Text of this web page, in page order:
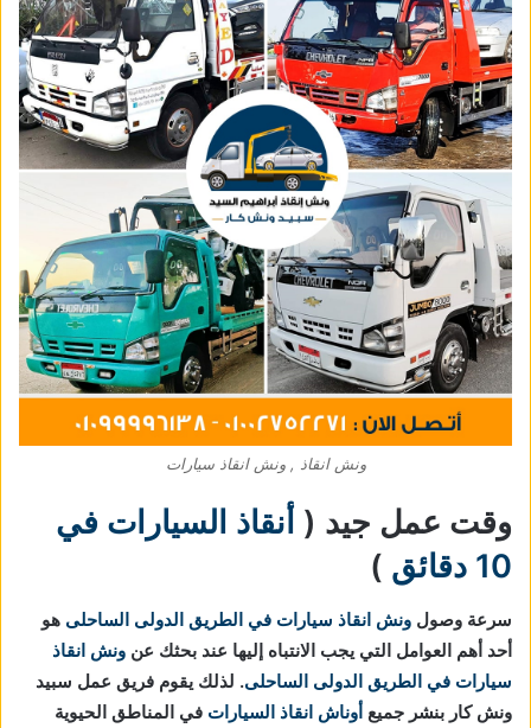
ونش انقاذ , ونش انقاذ سيارات
وقت عمل جيد ( أنقاذ السيارات في
10 دقائق
)
سرعة وصول ونش انقاذ سيارات في الطريق الدولى الساحلى هو
أحد أهم العوامل التي يجب الانتباه إليها عند بحثك عن ونش انقاذ
سيارات في الطريق الدولى الساحلى. لذلك يقوم فريق عمل سبيد
ونش كار بنشر جميع أوناش انقاذ السيارات في المناطق الحيوية